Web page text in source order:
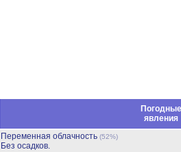
Погодные
явления
Переменная облачность (52%)
Без осадков.